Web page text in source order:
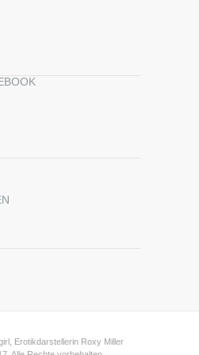
Erotikdarstellerin Roxy Miller